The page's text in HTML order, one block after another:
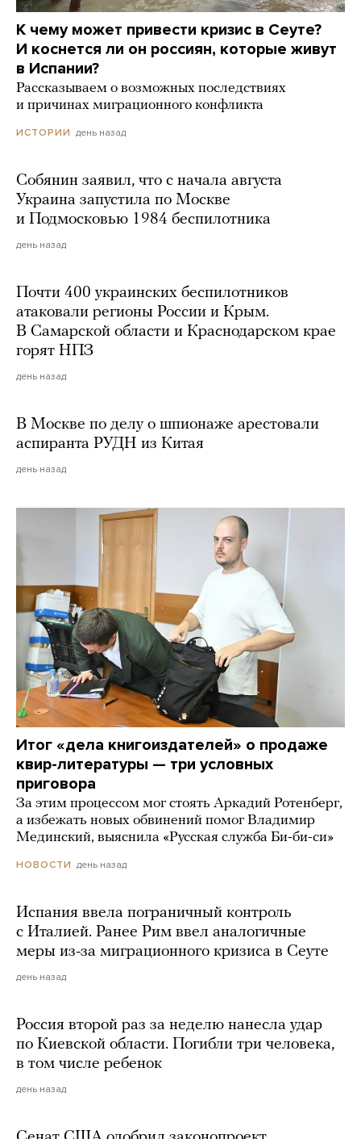
К чему может привести кризис в Сеуте?
И коснется ли он россиян, которые живут
в Испании?
Рассказываем о возможных последствиях
и причинах миграционного конфликта
ИСТОРИИ день назад
Собянин заявил, что с начала августа
Украина запустила по Москве
и Подмосковью 1984 беспилотника
день назад
Почти 400 украинских беспилотников
атаковали регионы России и Крым.
В Самарской области и Краснодарском крае
горят НПЗ
день назад
В Москве по делу о шпионаже арестовали
аспиранта РУДН из Китая
день назад
Итог «дела книгоиздателей» о продаже
квир-литературы — три условных
приговора
За этим процессом мог стоять Аркадий Ротенберг,
а избежать новых обвинений помог Владимир
Мединский, выяснила «Русская служба Би-би-си»
НОВОСТИ день назад
Испания ввела пограничный контроль
с Италией. Ранее Рим ввел аналогичные
меры из-за миграционного кризиса в Сеуте
день назад
Россия второй раз за неделю нанесла удар
по Киевской области. Погибли три человека,
в том числе ребенок
день назад